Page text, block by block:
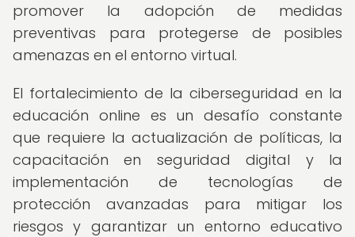
promover la adopción de medidas
preventivas para protegerse de posibles
amenazas en el entorno virtual.
El fortalecimiento de la ciberseguridad en la
educación online es un desafío constante
que requiere la actualización de políticas, la
capacitación en seguridad digital y la
implementación de tecnologías de
protección avanzadas para mitigar los
riesgos y garantizar un entorno educativo